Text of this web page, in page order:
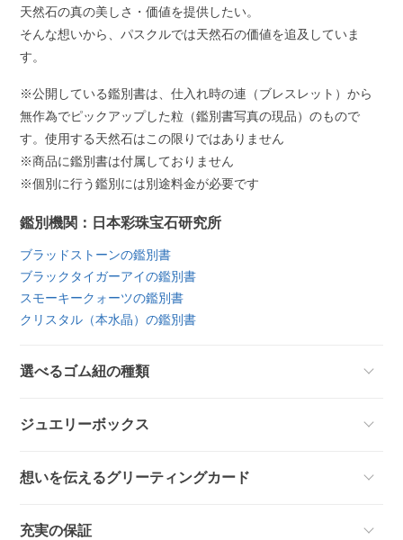
天然石の真の美しさ・価値を提供したい。
そんな想いから、パスクルでは天然石の価値を追及していま
す。
※公開している鑑別書は、仕入れ時の連（ブレスレット）から
無作為でピックアップした粒（鑑別書写真の現品）のもので
す。使用する天然石はこの限りではありません
※商品に鑑別書は付属しておりません
※個別に行う鑑別には別途料金が必要です
鑑別機関：日本彩珠宝石研究所
ブラッドストーンの鑑別書
ブラックタイガーアイの鑑別書
スモーキークォーツの鑑別書
クリスタル（本水晶）の鑑別書
選べるゴム紐の種類
ジュエリーボックス
想いを伝えるグリーティングカード
充実の保証